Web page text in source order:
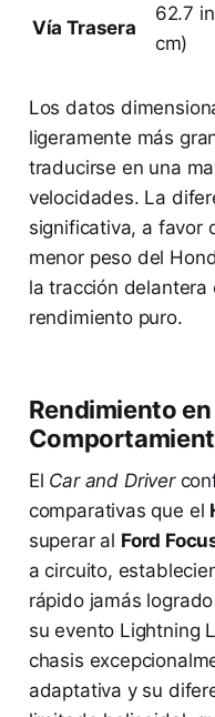
Vía Trasera
62.7
cm)
Los datos
ligeramente más
traducirse en una
velocidades. La
significativa, a favor
menor peso del
la tracción delantera
rendimiento puro.
Rendimiento
El Car and Driver
comparativas que el
superar al Ford
a circuito,
rápido jamás
su evento Lightning
chasis
adaptativa y su